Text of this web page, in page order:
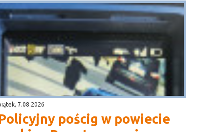
7.08.2026
pościg w powiecie